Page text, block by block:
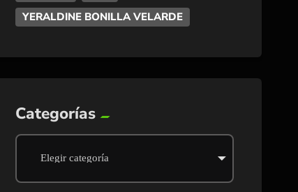
YERALDINE BONILLA VELARDE
Categorías